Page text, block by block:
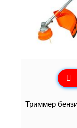
Триммер